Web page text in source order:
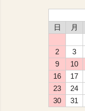
日
月
2
3
9
10
16
17
23
24
30
31